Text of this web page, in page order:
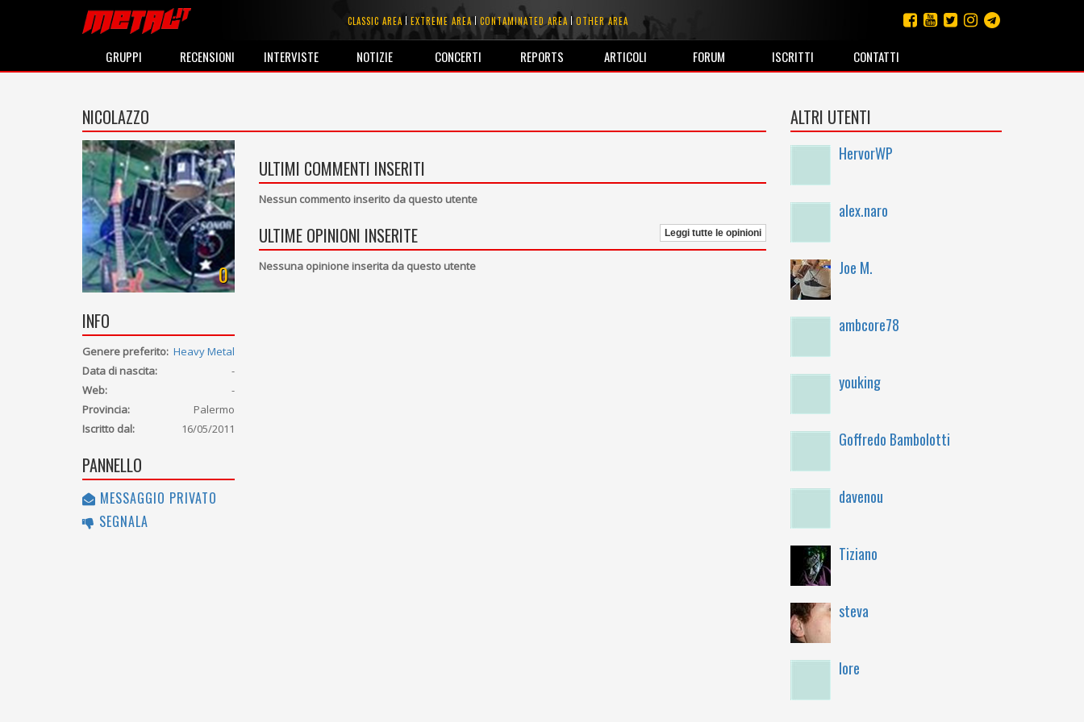
CLASSIC AREA EXTREME AREA CONTAMINATED AREA OTHER AREA
GRUPPI RECENSIONI INTERVISTE NOTIZIE CONCERTI REPORTS ARTICOLI FORUM ISCRITTI CONTATTI
NICOLAZZO
0
INFO
Genere preferito: Heavy Metal
Data di nascita:
-
Web:
-
Provincia:
Palermo
Iscritto dal:
16/05/2011
PANNELLO
MESSAGGIO PRIVATO
SEGNALA
ULTIMI COMMENTI INSERITI
Nessun commento inserito da questo utente
ULTIME OPINIONI INSERITE Leggi tutte le opinioni
Nessuna opinione inserita da questo utente
ALTRI UTENTI
HervorWP
alex.naro
Joe M.
ambcore78
youking
Goffredo Bambolotti
davenou
Tiziano
steva
lore